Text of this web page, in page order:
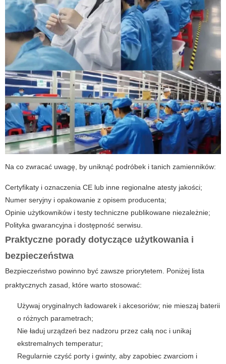
Na co zwracać uwagę, by uniknąć podróbek i tanich zamienników:
Certyfikaty i oznaczenia CE lub inne regionalne atesty jakości;
Numer seryjny i opakowanie z opisem producenta;
Opinie użytkowników i testy techniczne publikowane niezależnie;
Polityka gwarancyjna i dostępność serwisu.
Praktyczne porady dotyczące użytkowania i
bezpieczeństwa
Bezpieczeństwo powinno być zawsze priorytetem. Poniżej lista
praktycznych zasad, które warto stosować:
Używaj oryginalnych ładowarek i akcesoriów; nie mieszaj baterii
o różnych parametrach;
Nie ładuj urządzeń bez nadzoru przez całą noc i unikaj
ekstremalnych temperatur;
Regularnie czyść porty i gwinty, aby zapobiec zwarciom i